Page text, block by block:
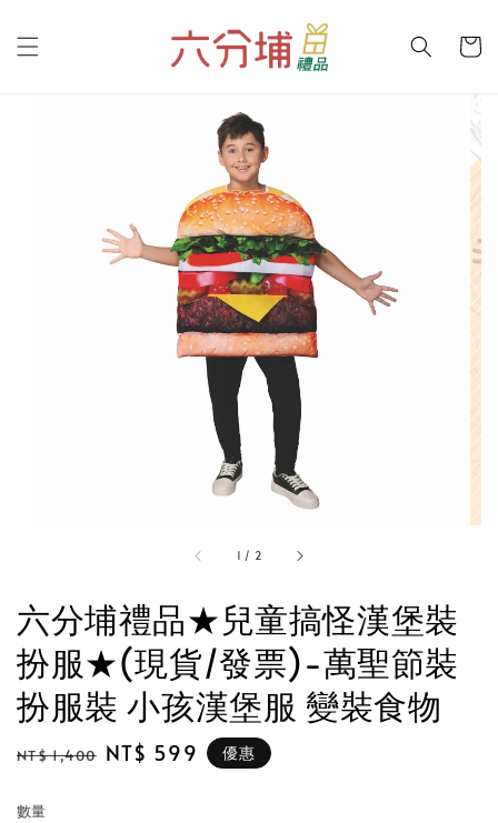
1 / 2
六分埔禮品★兒童搞怪漢堡裝
扮服★(現貨/發票)-萬聖節裝
扮服裝 小孩漢堡服 變裝食物
Regular
NT$ 1,400 Sale
NT$ 599 優惠
數量